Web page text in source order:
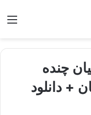
چنده
+ دانلود